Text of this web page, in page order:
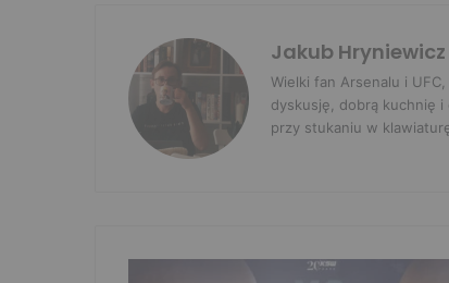
Jakub Hryniewicz
Wielki fan Arsenalu i
dyskusję, dobrą kuchnię
przy stukaniu w